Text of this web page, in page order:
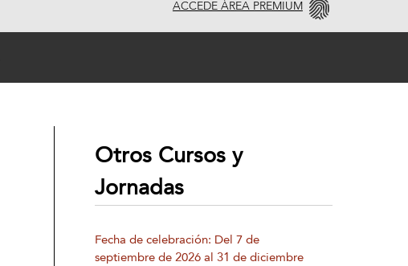
ACCEDE ÁREA PREMIUM
Otros Cursos y
Jornadas
Fecha de celebración: Del 7 de
septiembre de 2026 al 31 de diciembre